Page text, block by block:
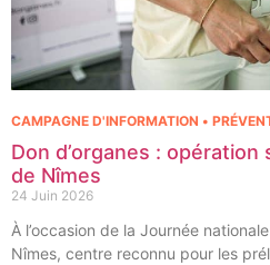
Don d’organes : opération
de Nîmes
24 Juin 2026
CAMPAGNE D'INFORMATION •
À l’occasion de la Journée
Nîmes, centre reconnu pour les